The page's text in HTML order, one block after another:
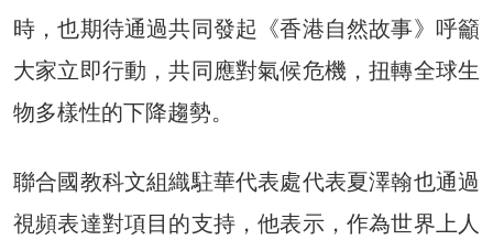
時，也期待通過共同發起《香港自然故事》呼籲
大家立即行動，共同應對氣候危機，扭轉全球生
物多樣性的下降趨勢。
聯合國教科文組織駐華代表處代表夏澤翰也通過
視頻表達對項目的支持，他表示，作為世界上人